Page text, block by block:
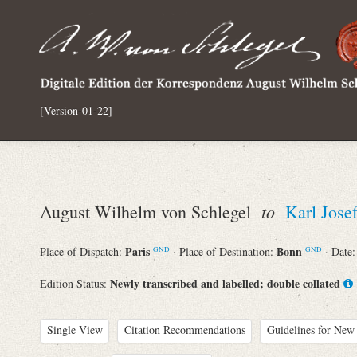
[Version-01-22]
August Wilhelm von Schlegel to Karl
Place of Dispatch: Paris GND · Place of Destination:Bonn GND · Date:
Edition Status: Newly transcribed and labelled; double collated
Single View Citation Recommendations Guidelines for